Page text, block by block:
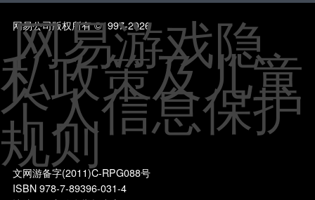
网易公司版权所有 ©1997-2026
网易游戏隐
私政策及儿童
个人信息保护
规则
文网游备字(2011)C-RPG088号
ISBN 978-7-89396-031-4